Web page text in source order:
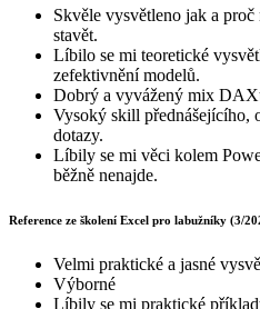
Skvěle vysvětleno jak a
stavět.
Líbilo se mi teoretické
zefektivnění modelů.
Dobrý a vyvážený mix
Vysoký skill přednášejícího,
dotazy.
Líbily se mi věci kolem
běžně nenajde.
Reference ze školení Excel pro labužníky (3/
Velmi praktické a jasné
Výborné
Líbily se mi praktické